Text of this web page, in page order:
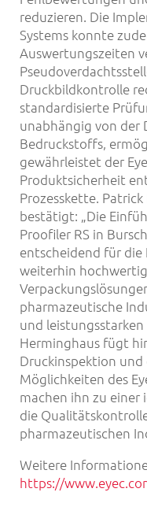
reduzieren. Die
Systems konnte
Auswertungszeiten
Druckbildkontrolle
standardisierte
unabhängig von der
Bedruckstoffs,
gewährleistet der
Produktsicherheit
Prozesskette.
bestätigt: „Die
Proofiler RS in
entscheidend für die
weiterhin
pharmazeutische
und leistungsstarken
Herminghaus fügt
Druckinspektion
Möglichkeiten des
machen ihn zu einer
die
pharmazeutischen
Weitere
https://